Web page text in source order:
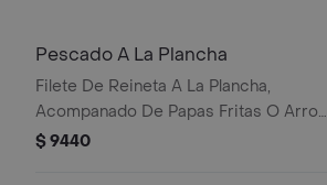
Pescado A La Plancha
Filete De Reineta A La Plancha,
Acompanado De Papas Fritas O Arroz
Blanco.
$ 9440